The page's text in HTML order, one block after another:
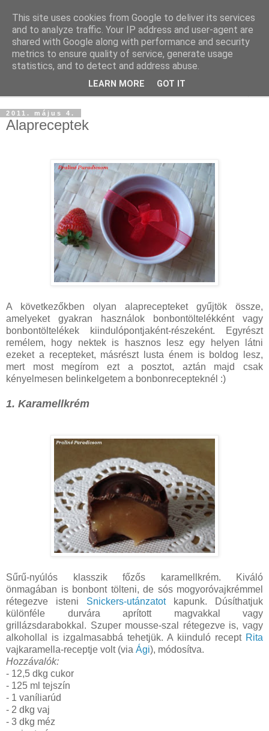
2011. május 4.
Alapreceptek
A következőkben olyan alaprecepteket gyűjtök össze,
amelyeket gyakran használok bonbontöltelékként vagy
bonbontöltelékek kiindulópontjaként-részeként. Egyrészt
remélem, hogy nektek is hasznos lesz egy helyen látni
ezeket a recepteket, másrészt lusta énem is boldog lesz,
mert most megírom ezt a posztot, aztán majd csak
kényelmesen belinkelgetem a bonbonrecepteknél :)
1. Karamellkrém
Sűrű-nyúlós klasszik főzős karamellkrém. Kiváló
önmagában is bonbont tölteni, de sós mogyoróvajkrémmel
rétegezve isteni Snickers-utánzatotkapunk. Dúsíthatjuk
különféle durvára aprított magvakkal vagy
grillázsdarabokkal. Szuper mousse-szal rétegezve is, vagy
alkohollal is izgalmasabbá tehetjük. A kiinduló recept Rita
vajkaramella-receptje volt (via Ági), módosítva.
Hozzávalók:
- 12,5 dkg cukor
- 125 ml tejszín
- 1 vaníliarúd
- 2 dkg vaj
- 3 dkg méz
This site uses cookies from Google to deliver its services
and to analyze traffic. Your IP address and user-agent are
shared with Google along with performance and security
metrics to ensure quality of service, generate usage
statistics, and to detect and address abuse.
LEARN MORE GOT IT